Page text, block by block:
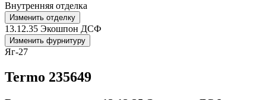
Внутренняя отделка
Изменить отделку
13.12.35 Экошпон ДСФ
Изменить фурнитуру
Яг-27
Termo 235649